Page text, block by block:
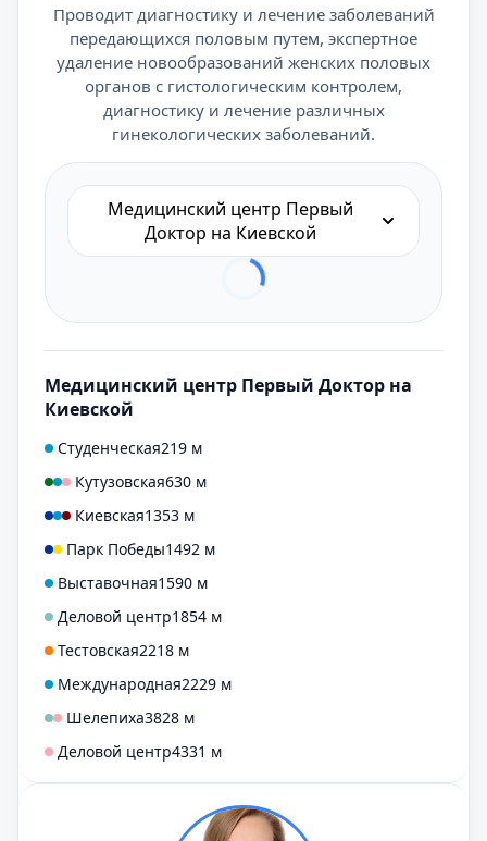
Проводит диагностику и лечение заболеваний
передающихся половым путем, экспертное
удаление новообразований женских половых
органов с гистологическим контролем,
диагностику и лечение различных
гинекологических заболеваний.
Медицинский центр Первый
Доктор на Киевской
Медицинский центр Первый Доктор на
Киевской
Студенческая219 м
Кутузовская630 м
Киевская1353 м
Парк Победы1492 м
Выставочная1590 м
Деловой центр1854 м
Тестовская2218 м
Международная2229 м
Шелепиха3828 м
Деловой центр4331 м